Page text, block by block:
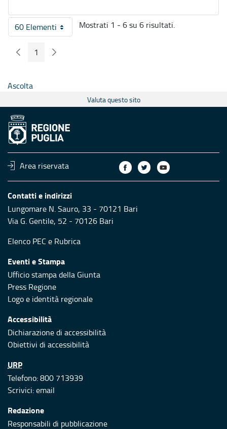
60 ElementiPer pagina
Mostrati 1 - 6 su 6 risultati.
Pagina Precedente
Pagina
1 Pagina Seguente
Ascolta
Valuta questo sito
Area riservata
Contatti e indirizzi
Lungomare N. Sauro, 33 - 70121 Bari
Via G. Gentile, 52 - 70126 Bari
Elenco PEC e Rubrica
Eventi e Stampa
Ufficio stampa della Giunta
Press Regione
Logo e identità regionale
Accessibilità
Dichiarazione di accessibilità
Obiettivi di accessibilità
URP
Telefono: 800 713939
Scrivici:email
Redazione
Responsabili di pubblicazione